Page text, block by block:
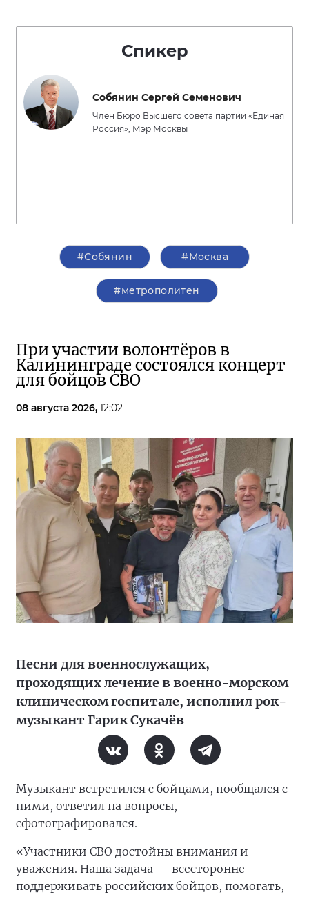
Спикер
Собянин Сергей Семенович
Член Бюро Высшего совета партии «Единая
Россия», Мэр Москвы
#Собянин #Москва
#метрополитен
При участии волонтёров в
Калининграде состоялся концерт
для бойцов СВО
08 августа 2026, 12:02
Песни для военнослужащих,
проходящих лечение в военно-морском
клиническом госпитале, исполнил рок-
музыкант Гарик Сукачёв
Музыкант встретился с бойцами, пообщался с
ними, ответил на вопросы,
сфотографировался.
«Участники СВО достойны внимания и
уважения. Наша задача — всесторонне
поддерживать российских бойцов, помогать,